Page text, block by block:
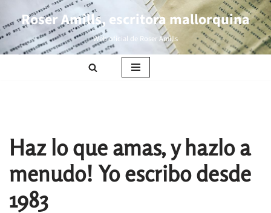
Saltar
al
Roser Amills, escritora mallorquina
Web oficial de Roser Amills
Haz lo que amas, y hazlo a
menudo! Yo escribo desde
1983